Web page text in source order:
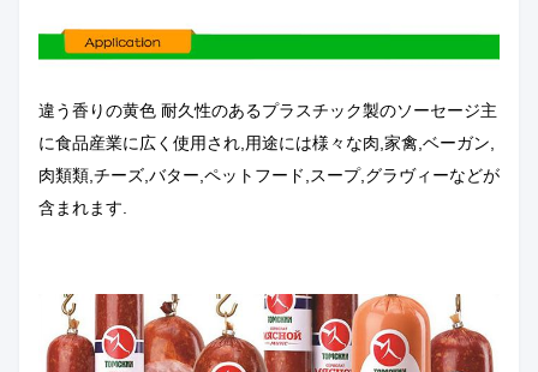
違う香りの黄色 耐久性のあるプラスチック製のソーセージ主
に食品産業に広く使用され,用途には様々な肉,家禽,ベーガン,
肉類類,チーズ,バター,ペットフード,スープ,グラヴィーなどが
含まれます.